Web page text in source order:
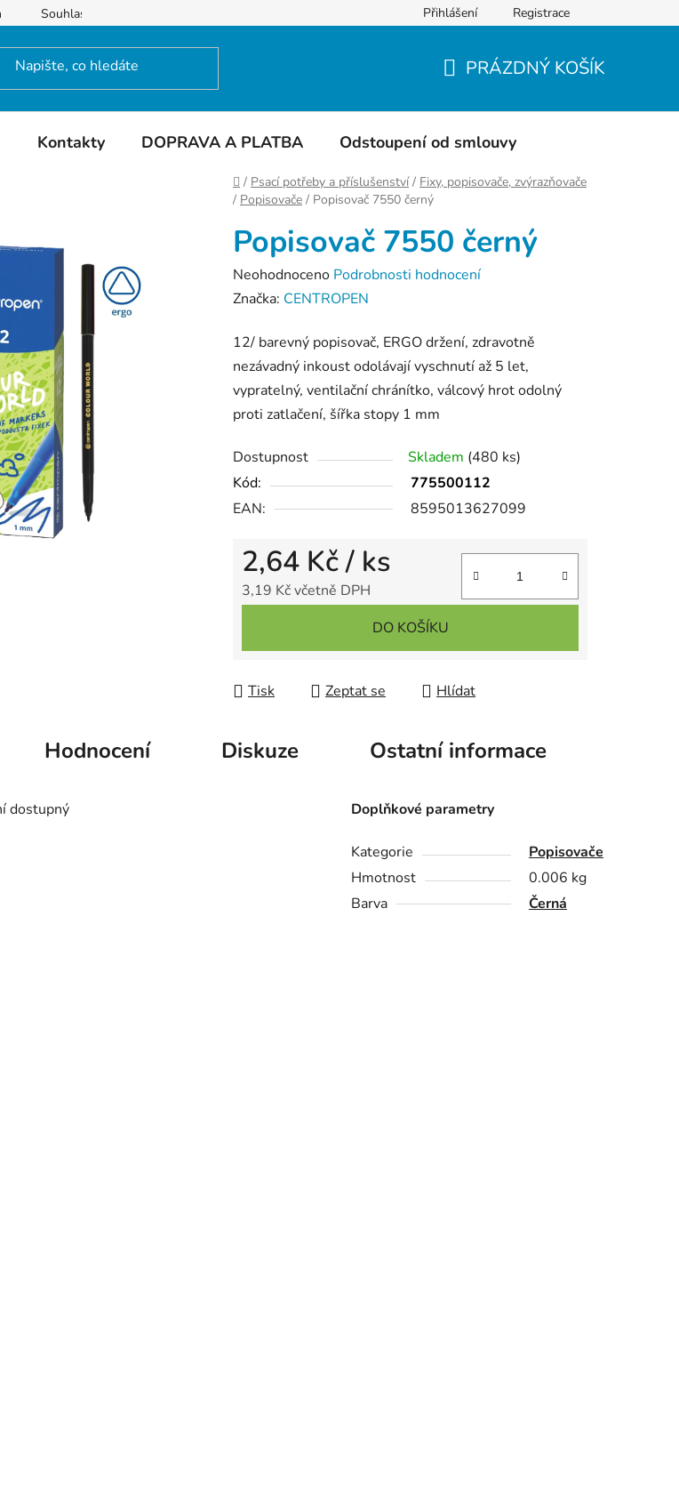
Souhlas se zpracováním osobních údajů Hodnocení obchodu
Přihlášení Registrace
KOŠÍK
PRÁZDNÝ KOŠÍK
Kontakty DOPRAVA A PLATBA Odstoupení od smlouvy
Domů
/ Psací potřeby a příslušenství / Fixy, popisovače, zvýrazňovače
/ Popisovače / Popisovač 7550 černý
Popisovač 7550 černý
Průměrné
hodnocení
je
0,0
z
5
Neohodnoceno Podrobnosti hodnocení
Značka: CENTROPEN
12/ barevný popisovač, ERGO držení, zdravotně
nezávadný inkoust odolávají vyschnutí až 5 let,
vypratelný, ventilační chránítko, válcový hrot odolný
proti zatlačení, šířka stopy 1 mm
Dostupnost Skladem (480 ks)
Kód:
775500112
EAN:
8595013627099
2,64 Kč/ ks
3,19 Kč včetně DPH
DO KOŠÍKU
Tisk Zeptat se Hlídat
Hodnocení Diskuze Ostatní informace
dostupný Doplňkové parametry
Kategorie
Popisovače
Hmotnost
0.006 kg
Barva
Černá